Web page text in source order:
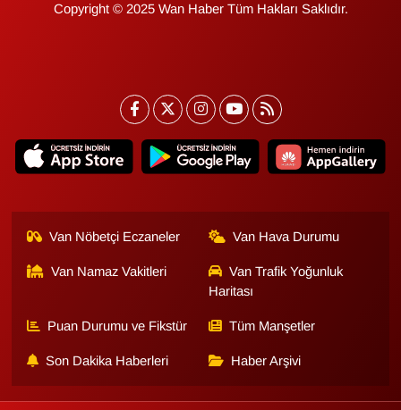
Copyright © 2025 Wan Haber Tüm Hakları Saklıdır.
Van Nöbetçi Eczaneler Van Hava Durumu
Van Namaz Vakitleri
Van Trafik Yoğunluk
Haritası
Puan Durumu ve Fikstür Tüm Manşetler
Son Dakika Haberleri Haber Arşivi